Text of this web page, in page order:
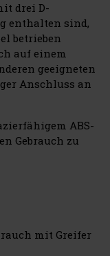
drei D-
enthalten sind,
betrieben
auf einem
geeigneten
Anschluss an
ABS-
Gebrauch zu
mit Greifer